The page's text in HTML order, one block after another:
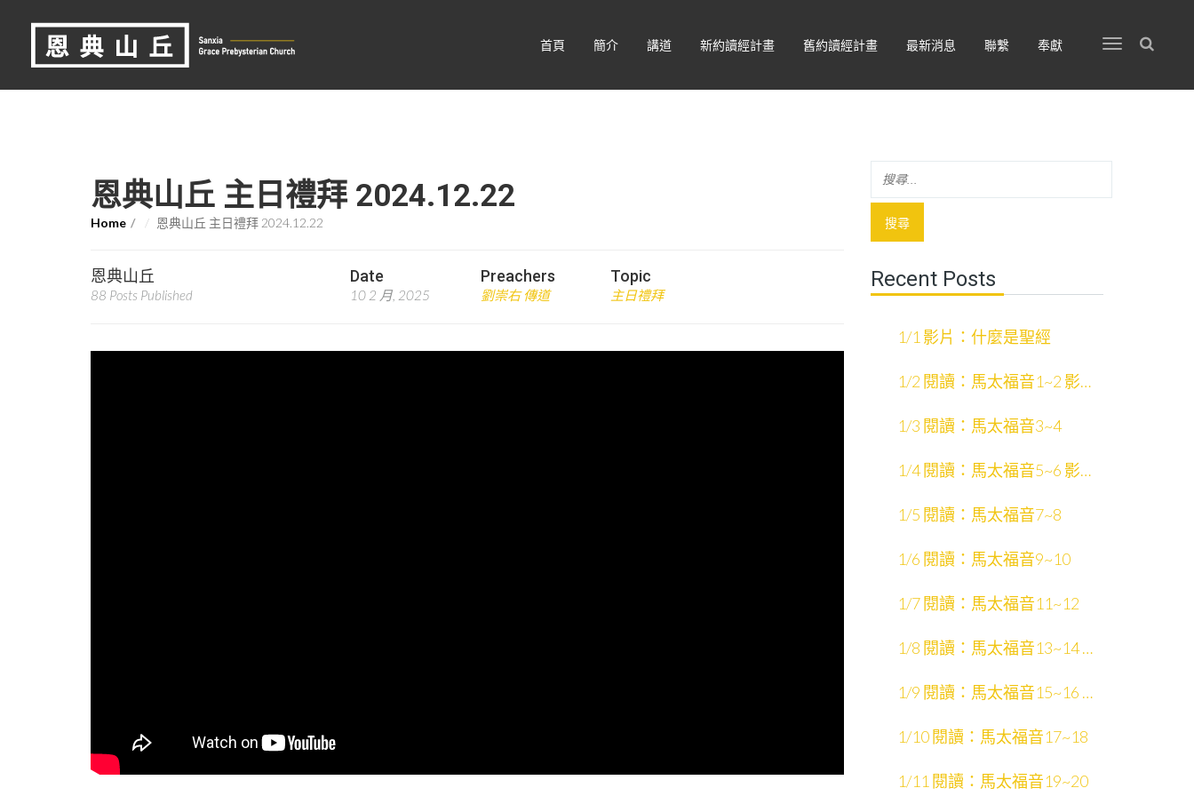
首頁 簡介 講道 新約讀經計畫 舊約讀經計畫 最新消息 聯繫 奉獻
恩典山丘 主日禮拜 2024.12.22
Home 恩典山丘 主日禮拜 2024.12.22
恩典山丘
88 Posts Published
Date
10 2 月, 2025
Preachers
劉崇右 傳道
Topic
主日禮拜
Recent Posts
1/1 影片：什麼是聖經
1/2 閱讀：馬太福音1~2 影
1/3 閱讀：馬太福音3~4
1/4 閱讀：馬太福音5~6 影
1/5 閱讀：馬太福音7~8
1/6 閱讀：馬太福音9~10
1/7 閱讀：馬太福音11~12
1/8 閱讀：馬太福音13~14 影
1/9 閱讀：馬太福音15~16 影
1/10 閱讀：馬太福音17~18
1/11 閱讀：馬太福音19~20